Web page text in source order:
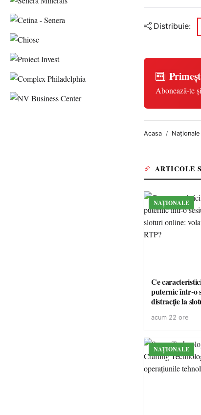
Distribuie:
Abonează-te
Acasa Naționale
ARTICOLE
NAȚIONALE
Ce
puternic într-o
distracție la
acum 22 ore
NAȚIONALE